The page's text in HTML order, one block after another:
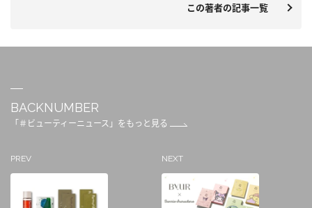
この著者の記事一覧
BACKNUMBER
「＃ビューティーニュース」をもっと見る
PREV NEXT